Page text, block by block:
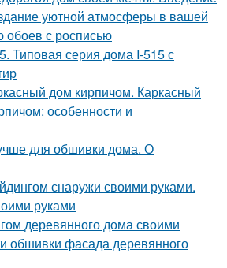
уютной атмосферы в вашей
обоев с росписью
Типовая серия дома I-515 с
дом кирпичом. Каркасный
особенности и
для обшивки дома. О
снаружи своими руками.
руками
деревянного дома своими
обшивки фасада деревянного